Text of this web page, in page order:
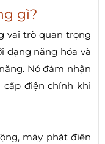
gì?
vai trò quan trọng
dạng năng hóa và
Nó đảm nhận
điện chính khi
máy phát điện